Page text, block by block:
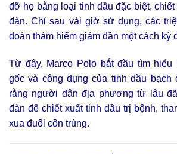
đỡ họ bằng loại tinh dầu đặc biệt,
đàn. Chỉ sau vài giờ sử dụng, các
đoàn thám hiểm giảm dần một cách kỳ
Từ đây, Marco Polo bắt đầu tìm hiểu
gốc và công dụng của tinh dầu bạch
rằng người dân địa phương từ lâu
đàn để chiết xuất tinh dầu trị bệnh,
xua đuổi côn trùng.